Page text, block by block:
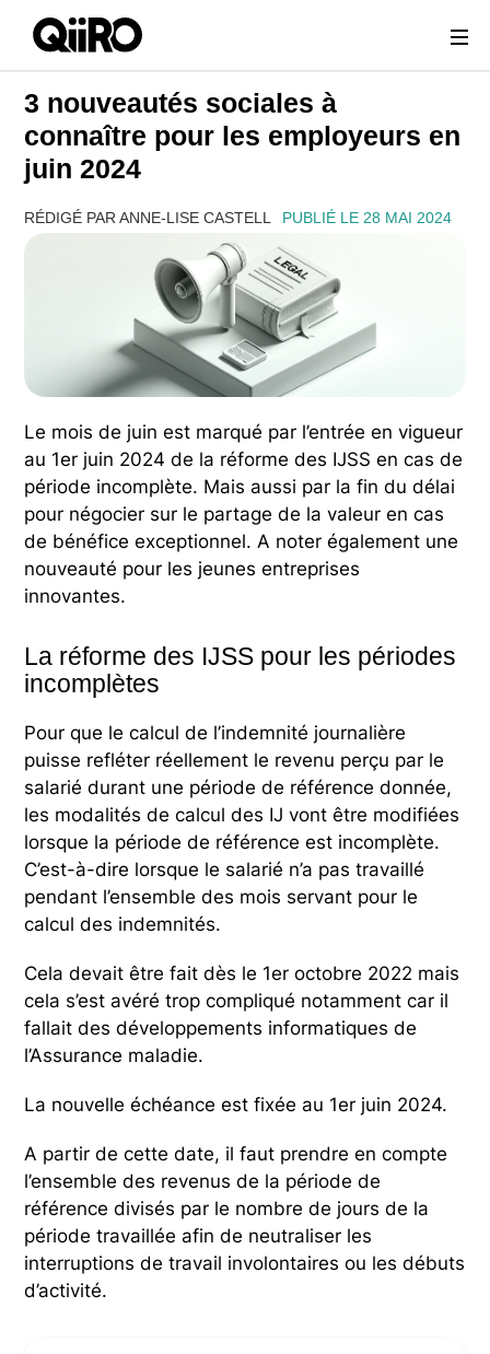
Webflow Homepage
3 nouveautés sociales à
connaître pour les employeurs en
juin 2024
RÉDIGÉ PAR ANNE-LISE CASTELL PUBLIÉ LE 28 MAI 2024
Le mois de juin est marqué par l’entrée en vigueur
au 1er juin 2024 de la réforme des IJSS en cas de
période incomplète. Mais aussi par la fin du délai
pour négocier sur le partage de la valeur en cas
de bénéfice exceptionnel. A noter également une
nouveauté pour les jeunes entreprises
innovantes.
La réforme des IJSS pour les périodes
incomplètes
Pour que le calcul de l’indemnité journalière
puisse refléter réellement le revenu perçu par le
salarié durant une période de référence donnée,
les modalités de calcul des IJ vont être modifiées
lorsque la période de référence est incomplète.
C’est-à-dire lorsque le salarié n’a pas travaillé
pendant l’ensemble des mois servant pour le
calcul des indemnités.
Cela devait être fait dès le 1er octobre 2022 mais
cela s’est avéré trop compliqué notamment car il
fallait des développements informatiques de
l’Assurance maladie.
La nouvelle échéance est fixée au 1er juin 2024.
A partir de cette date, il faut prendre en compte
l’ensemble des revenus de la période de
référence divisés par le nombre de jours de la
période travaillée afin de neutraliser les
interruptions de travail involontaires ou les débuts
d’activité.